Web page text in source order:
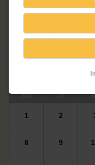
Wir bitten um eine
Lebensmittel.
Montag Dienstag
1 2
8 9